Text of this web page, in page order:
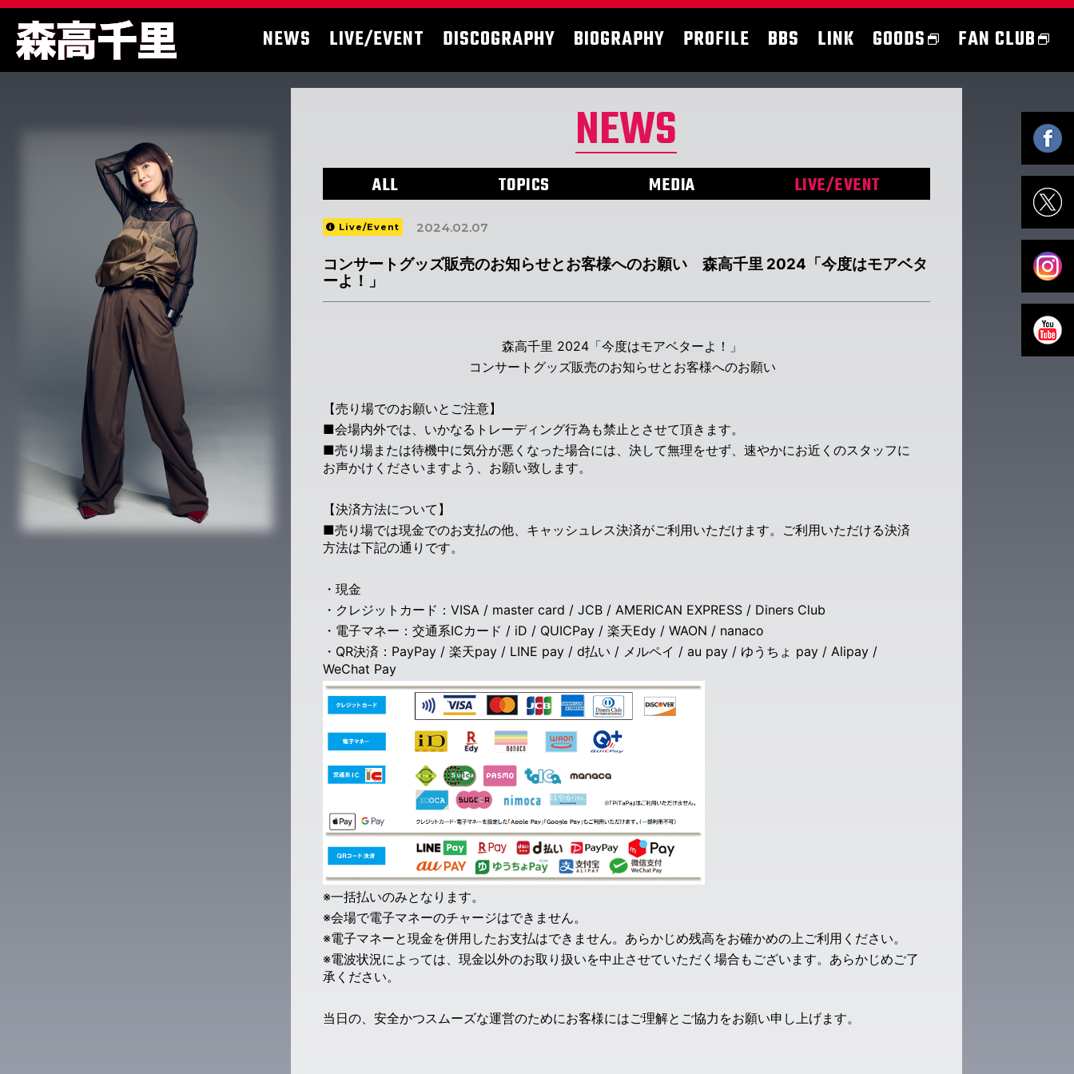
NEWS LIVE/EVENT DISCOGRAPHY BIOGRAPHY PROFILE BBS LINK GOODS FAN CLUB
NEWS
ALL TOPICS MEDIA LIVE/EVENT
Live/Event 2024.02.07
コンサートグッズ販売のお知らせとお客様へのお願い 森高千里 2024「今度はモアベタ
ーよ！」
森高千里 2024「今度はモアベターよ！」
コンサートグッズ販売のお知らせとお客様へのお願い
【売り場でのお願いとご注意】
■会場内外では、いかなるトレーディング行為も禁止とさせて頂きます。
■売り場または待機中に気分が悪くなった場合には、決して無理をせず、速やかにお近くのスタッフに
お声かけくださいますよう、お願い致します。
【決済方法について】
■売り場では現金でのお支払の他、キャッシュレス決済がご利用いただけます。ご利用いただける決済
方法は下記の通りです。
・現金
・クレジットカード：VISA / master card / JCB / AMERICAN EXPRESS / Diners Club
・電子マネー：交通系ICカード / iD / QUICPay / 楽天Edy / WAON / nanaco
・QR決済：PayPay / 楽天pay / LINE pay / d払い / メルペイ / au pay / ゆうちょ pay / Alipay /
WeChat Pay
※一括払いのみとなります。
※会場で電子マネーのチャージはできません。
※電子マネーと現金を併用したお支払はできません。あらかじめ残高をお確かめの上ご利用ください。
※電波状況によっては、現金以外のお取り扱いを中止させていただく場合もございます。あらかじめご了
承ください。
当日の、安全かつスムーズな運営のためにお客様にはご理解とご協力をお願い申し上げます。